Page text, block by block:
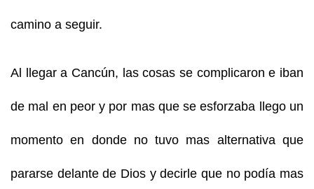
camino a seguir.
Al llegar a Cancún, las cosas se complicaron e iban
de mal en peor y por mas que se esforzaba llego un
momento en donde no tuvo mas alternativa que
pararse delante de Dios y decirle que no podía mas